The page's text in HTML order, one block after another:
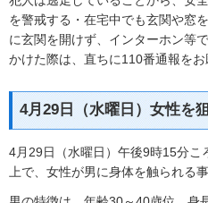
を警戒する・在宅中でも玄関や窓
に玄関を開けず、インターホン等
かけた際は、直ちに110番通報をお
4月29日（水曜日）女性を
4月29日（水曜日）午後9時15分こ
上で、女性が男に身体を触られる